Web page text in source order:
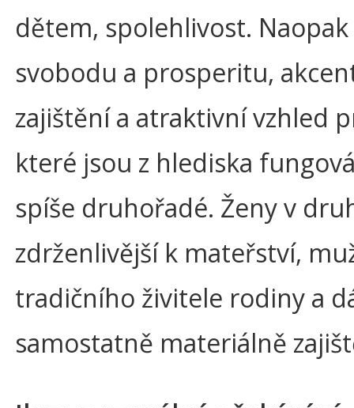
dětem, spolehlivost.
svobodu a prosperitu,
zajištění a atraktivní vzhled
které jsou z hlediska
spíše druhořadé. Ženy v
zdrženlivější k mateřství,
tradičního živitele rodiny a
samostatně materiálně